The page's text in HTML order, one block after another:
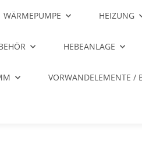
WÄRMEPUMPE HEIZUNG
HEBEANLAGE
VORWANDELEMENTE /